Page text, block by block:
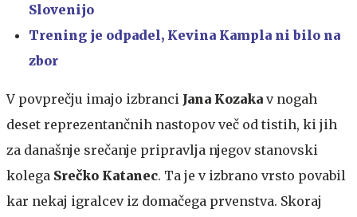
Slovenijo
Trening je odpadel, Kevina Kampla ni bilo na
zbor
V povprečju imajo izbranci Jana Kozaka v nogah
deset reprezentančnih nastopov več od tistih, ki jih
za današnje srečanje pripravlja njegov stanovski
kolega Srečko Katanec. Ta je v izbrano vrsto povabil
kar nekaj igralcev iz domačega prvenstva. Skoraj